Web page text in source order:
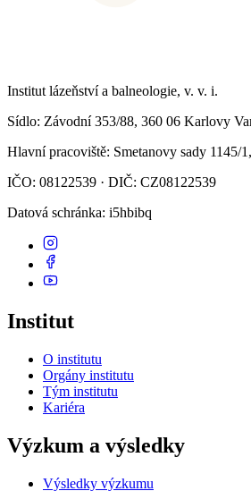
Institut lázeňství a balneologie, v. v. i.
Sídlo: Závodní 353/88, 360 06 Karlovy
Hlavní pracoviště: Smetanovy sady 1145/
IČO: 08122539 · DIČ: CZ08122539
Datová schránka: i5hbibq
Institut
O institutu
Orgány institutu
Tým institutu
Kariéra
Výzkum a výsledky
Výsledky výzkumu